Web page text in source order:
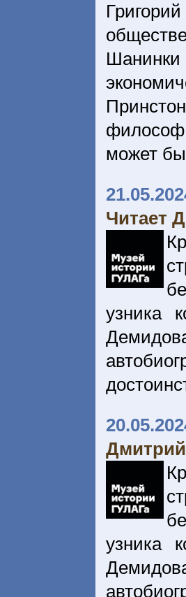
философ
может
Читает
узника
узника